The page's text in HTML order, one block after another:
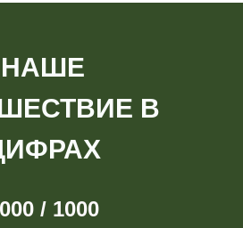
/ 1000
НАШЕ
В